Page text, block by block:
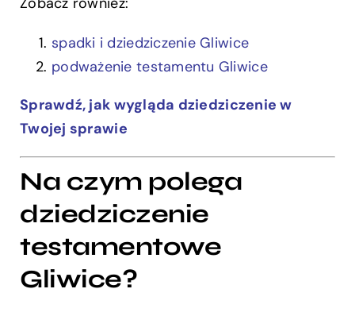
spadki i dziedziczenie Gliwice
podważenie testamentu Gliwice
Sprawdź, jak wygląda dziedziczenie w
Twojej sprawie
Na czym polega
dziedziczenie
testamentowe
Gliwice?